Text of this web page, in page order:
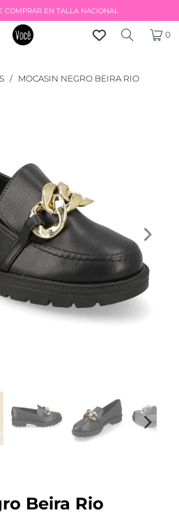
COMPRAR EN TALLA NACIONAL
0
/ MOCASIN NEGRO BEIRA RIO
Beira Rio